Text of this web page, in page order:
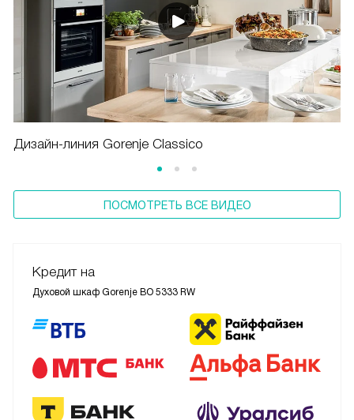
Дизайн-линия Gorenje Classico
ПОСМОТРЕТЬ ВСЕ ВИДЕО
Кредит на
Духовой шкаф Gorenje BO 5333 RW